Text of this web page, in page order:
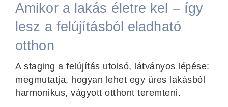
Amikor a lakás életre kel – így
lesz a felújításból eladható
otthon
A staging a felújítás utolsó, látványos lépése:
megmutatja, hogyan lehet egy üres lakásból
harmonikus, vágyott otthont teremteni.